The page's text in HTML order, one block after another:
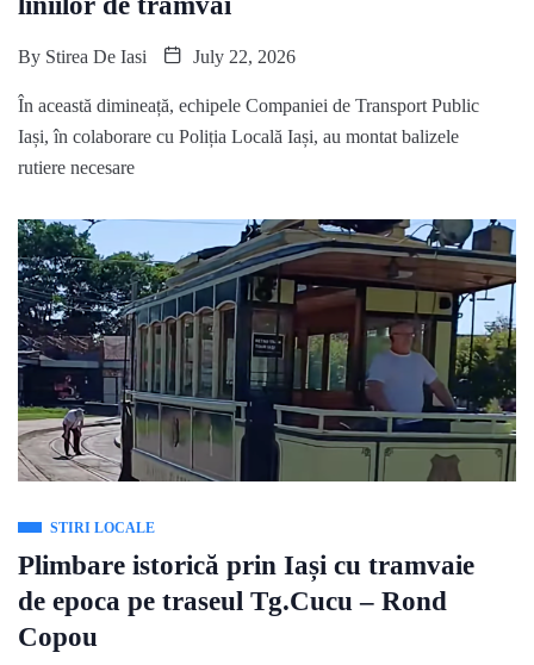
By Stirea De Iasi July 22, 2026
În această dimineață, echipele Companiei de Transport Public
Iași, în colaborare cu Poliția Locală Iași, au montat balizele
rutiere necesare
STIRI LOCALE
Plimbare istorică prin Iași cu tramvaie
de epoca pe traseul Tg.Cucu – Rond
Copou